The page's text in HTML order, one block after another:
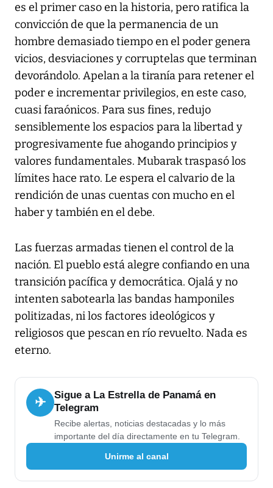
es el primer caso en la historia, pero ratifica la
convicción de que la permanencia de un
hombre demasiado tiempo en el poder genera
vicios, desviaciones y corruptelas que terminan
devorándolo. Apelan a la tiranía para retener el
poder e incrementar privilegios, en este caso,
cuasi faraónicos. Para sus fines, redujo
sensiblemente los espacios para la libertad y
progresivamente fue ahogando principios y
valores fundamentales. Mubarak traspasó los
límites hace rato. Le espera el calvario de la
rendición de unas cuentas con mucho en el
haber y también en el debe.
Las fuerzas armadas tienen el control de la
nación. El pueblo está alegre confiando en una
transición pacífica y democrática. Ojalá y no
intenten sabotearla las bandas hamponiles
politizadas, ni los factores ideológicos y
religiosos que pescan en río revuelto. Nada es
eterno.
✈
Sigue a La Estrella de Panamá en
Telegram
Recibe alertas, noticias destacadas y lo más
importante del día directamente en tu Telegram.
Unirme al canal